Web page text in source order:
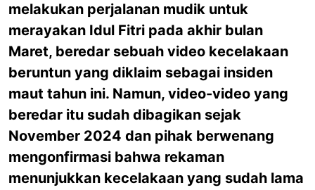
melakukan perjalanan mudik untuk
merayakan Idul Fitri pada akhir bulan
Maret, beredar sebuah video kecelakaan
beruntun yang diklaim sebagai insiden
maut tahun ini. Namun, video-video yang
beredar itu sudah dibagikan sejak
November 2024 dan pihak berwenang
mengonfirmasi bahwa rekaman
menunjukkan kecelakaan yang sudah lama